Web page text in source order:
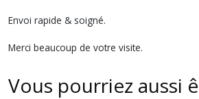
Envoi rapide & soigné.
Merci beaucoup de votre visite.
Vous pourriez aussi